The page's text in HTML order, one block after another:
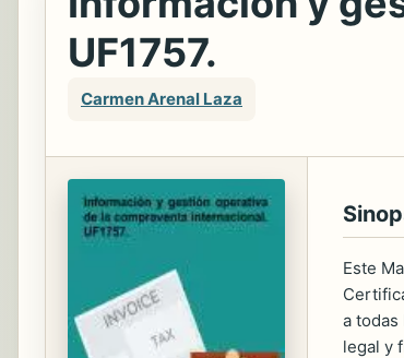
UF1757.
Carmen Arenal Laza
Este
a todas
legal y